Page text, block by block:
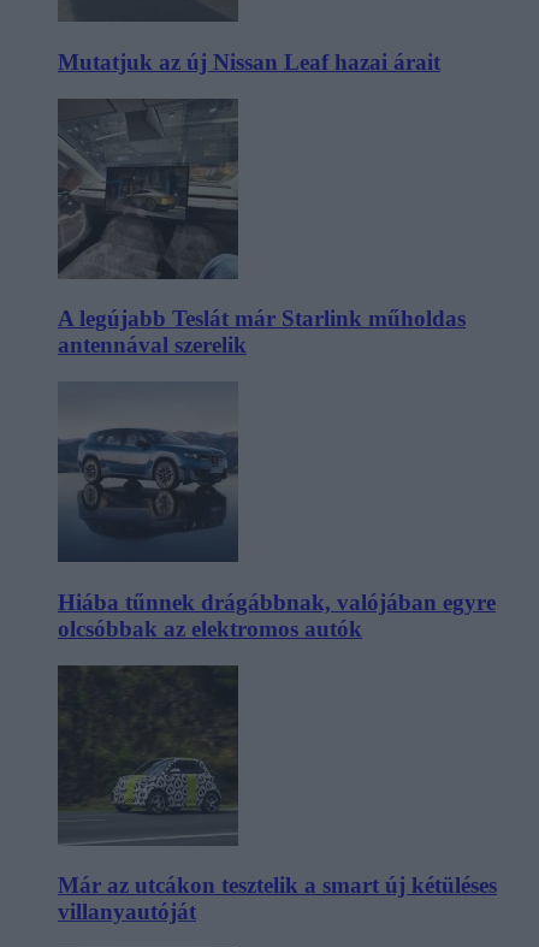
Mutatjuk az új Nissan Leaf hazai árait
A legújabb Teslát már Starlink műholdas
antennával szerelik
Hiába tűnnek drágábbnak, valójában egyre
olcsóbbak az elektromos autók
Már az utcákon tesztelik a smart új kétüléses
villanyautóját